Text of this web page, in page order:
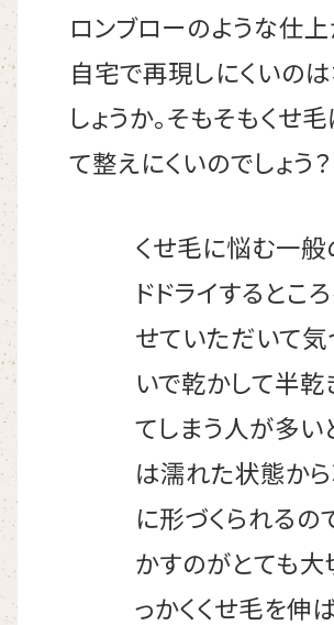
ロンブローのような仕
自宅で再現しにくいの
しょうか。そもそもくせ
て整えにくいのでしょう？
くせ毛に悩む一
ドドライするとこ
せていただいて気
いで乾かして半乾
てしまう人が多い
は濡れた状態から
に形づくられるの
かすのがとても大
っかくくせ毛を伸